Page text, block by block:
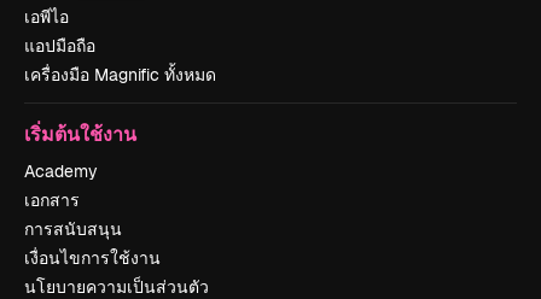
เอพีไอ
แอปมือถือ
เครื่องมือ Magnific ทั้งหมด
เริ่มต้นใช้งาน
Academy
เอกสาร
การสนับสนุน
เงื่อนไขการใช้งาน
นโยบายความเป็นส่วนตัว